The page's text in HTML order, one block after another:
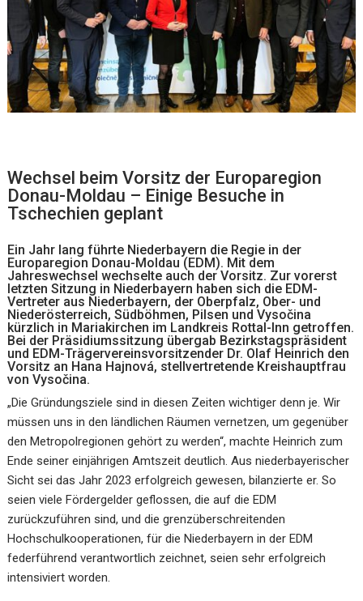
Wechsel beim Vorsitz der Europaregion
Donau-Moldau – Einige Besuche in
Tschechien geplant
Ein Jahr lang führte Niederbayern die Regie in der
Europaregion Donau-Moldau (EDM). Mit dem
Jahreswechsel wechselte auch der Vorsitz. Zur vorerst
letzten Sitzung in Niederbayern haben sich die EDM-
Vertreter aus Niederbayern, der Oberpfalz, Ober- und
Niederösterreich, Südböhmen, Pilsen und Vysočina
kürzlich in Mariakirchen im Landkreis Rottal-Inn getroffen.
Bei der Präsidiumssitzung übergab Bezirkstagspräsident
und EDM-Trägervereinsvorsitzender Dr. Olaf Heinrich den
Vorsitz an Hana Hajnová, stellvertretende Kreishauptfrau
von Vysočina.
„Die Gründungsziele sind in diesen Zeiten wichtiger denn je. Wir
müssen uns in den ländlichen Räumen vernetzen, um gegenüber
den Metropolregionen gehört zu werden“, machte Heinrich zum
Ende seiner einjährigen Amtszeit deutlich. Aus niederbayerischer
Sicht sei das Jahr 2023 erfolgreich gewesen, bilanzierte er. So
seien viele Fördergelder geflossen, die auf die EDM
zurückzuführen sind, und die grenzüberschreitenden
Hochschulkooperationen, für die Niederbayern in der EDM
federführend verantwortlich zeichnet, seien sehr erfolgreich
intensiviert worden.